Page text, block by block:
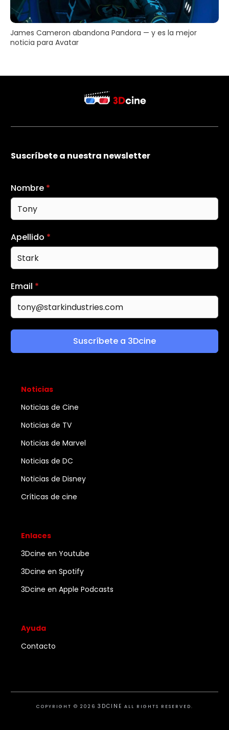
James Cameron abandona Pandora — y es la mejor
noticia para Avatar
Suscríbete a nuestra newsletter
Nombre *
Apellido *
Email *
Suscríbete a 3Dcine
Noticias
Noticias de Cine
Noticias de TV
Noticias de Marvel
Noticias de DC
Noticias de Disney
Críticas de cine
Enlaces
3Dcine en Youtube
3Dcine en Spotify
3Dcine en Apple Podcasts
Ayuda
Contacto
COPYRIGHT © 2026 3DCINE ALL RIGHTS RESERVED.